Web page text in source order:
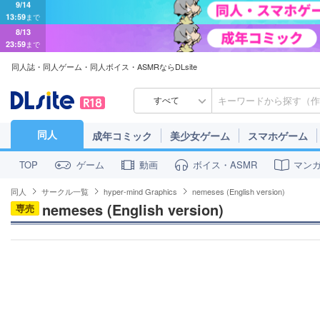
8/13
23:59まで
同人誌・同人ゲーム・同人ボイス・ASMRならDLsite
すべて
同人 成年コミック 美少女ゲーム スマホゲーム
TOP ゲーム 動画 ボイス・ASMR マン
同人 サークル一覧 hyper-mind Graphics nemeses (English version)
専売 nemeses (English version)